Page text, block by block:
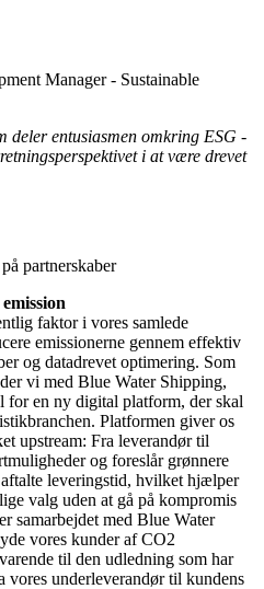
Manager - Sustainable
deler entusiasmen omkring ESG -
i at være drevet
partnerskaber
faktor i vores samlede
emissionerne gennem effektiv
og datadrevet optimering. Som
vi med Blue Water Shipping,
for en ny digital platform, der skal
Platformen giver os
upstream: Fra leverandør til
og foreslår grønnere
leveringstid, hvilket hjælper
valg uden at gå på kompromis
samarbejdet med Blue Water
vores kunder af CO2
til den udledning som har
vores underleverandør til kundens